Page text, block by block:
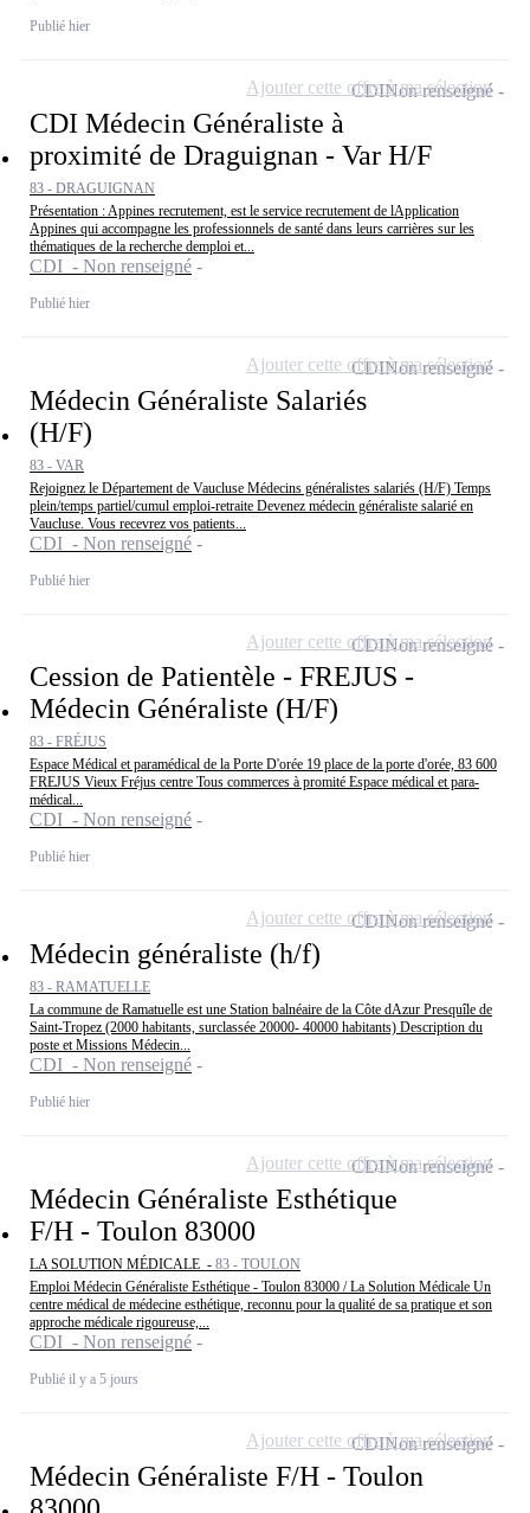
Publié hier
CDI Médecin Généraliste à
proximité de Draguignan - Var H/F
83 - DRAGUIGNAN
Présentation : Appines recrutement, est le service recrutement de lApplication
Appines qui accompagne les professionnels de santé dans leurs carrières sur les
thématiques de la recherche demploi et...
CDI - Non renseigné
Publié hier
CDINon renseigné
Ajouter cette offre à ma sélection
Médecin Généraliste Salariés
(H/F)
83 - VAR
Rejoignez le Département de Vaucluse Médecins généralistes salariés (H/F) Temps
plein/temps partiel/cumul emploi-retraite Devenez médecin généraliste salarié en
Vaucluse. Vous recevrez vos patients...
CDI - Non renseigné
Publié hier
CDINon renseigné
Ajouter cette offre à ma sélection
Cession de Patientèle - FREJUS -
Médecin Généraliste (H/F)
83 - FRÉJUS
Espace Médical et paramédical de la Porte D'orée 19 place de la porte d'orée, 83 600
FREJUS Vieux Fréjus centre Tous commerces à promité Espace médical et para-
médical...
CDI - Non renseigné
Publié hier
CDINon renseigné
Ajouter cette offre à ma sélection
Médecin généraliste (h/f)
83 - RAMATUELLE
La commune de Ramatuelle est une Station balnéaire de la Côte dAzur Presquîle de
Saint-Tropez (2000 habitants, surclassée 20000- 40000 habitants) Description du
poste et Missions Médecin...
CDI - Non renseigné
Publié hier
CDINon renseigné
Ajouter cette offre à ma sélection
Médecin Généraliste Esthétique
F/H - Toulon 83000
LA SOLUTION MÉDICALE - 83 - TOULON
Emploi Médecin Généraliste Esthétique - Toulon 83000 / La Solution Médicale Un
centre médical de médecine esthétique, reconnu pour la qualité de sa pratique et son
approche médicale rigoureuse,...
CDI - Non renseigné
Publié il y a 5 jours
CDINon renseigné
Ajouter cette offre à ma sélection
Médecin Généraliste F/H - Toulon
CDINon renseigné
Ajouter cette offre à ma sélection